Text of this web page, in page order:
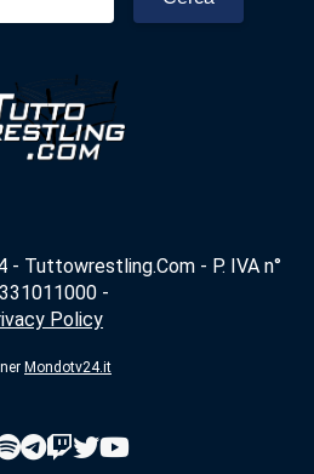
Tuttowrestling.Com - P. IVA n°
-
Policy
Mondotv24.it